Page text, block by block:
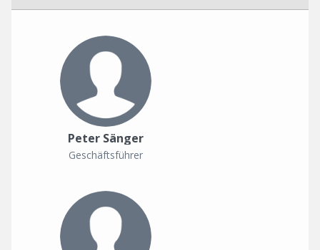
Peter Sänger
Geschäftsführer